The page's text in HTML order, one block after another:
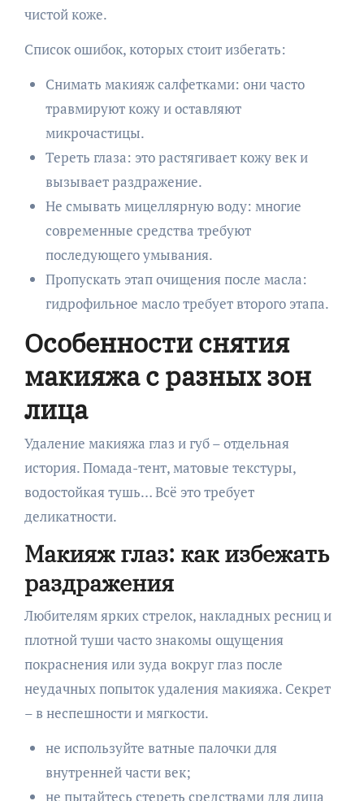
чистой коже.
Список ошибок, которых стоит избегать:
Снимать макияж салфетками: они часто
травмируют кожу и оставляют
микрочастицы.
Тереть глаза: это растягивает кожу век и
вызывает раздражение.
Не смывать мицеллярную воду: многие
современные средства требуют
последующего умывания.
Пропускать этап очищения после масла:
гидрофильное масло требует второго этапа.
Особенности снятия
макияжа с разных зон
лица
Удаление макияжа глаз и губ – отдельная
история. Помада-тент, матовые текстуры,
водостойкая тушь… Всё это требует
деликатности.
Макияж глаз: как избежать
раздражения
Любителям ярких стрелок, накладных ресниц и
плотной туши часто знакомы ощущения
покраснения или зуда вокруг глаз после
неудачных попыток удаления макияжа. Секрет
– в неспешности и мягкости.
не используйте ватные палочки для
внутренней части век;
не пытайтесь стереть средствами для лица